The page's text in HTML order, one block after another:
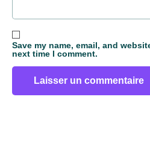
Save my name, email, and
next time I comment.